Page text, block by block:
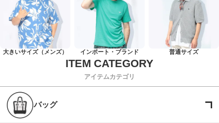
大きいサイズ（メンズ） インポート・ブランド 普通サイズ
アイテムカテゴリ
バッグ